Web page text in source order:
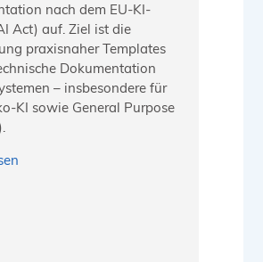
nach dem EU-KI-
Act) auf. Ziel ist die
praxisnaher Templates
Dokumentation
– insbesondere für
KI sowie General Purpose